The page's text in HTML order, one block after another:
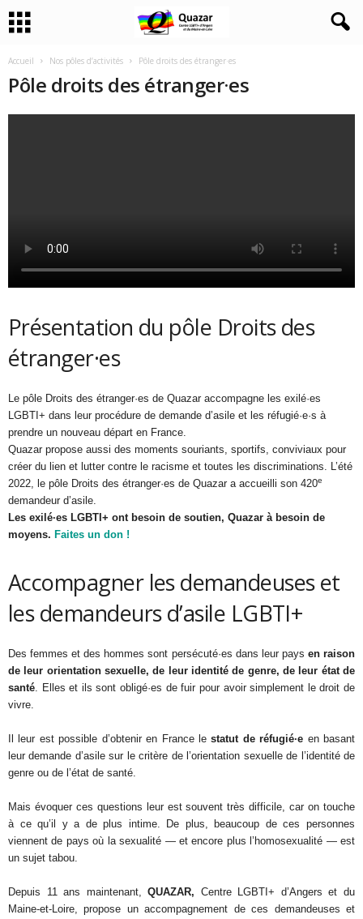
Accueil Nos pôles d’activités Pôle droits des étranger·es
Pôle droits des étranger·es
Présentation du pôle Droits des
étranger·es
Le pôle Droits des étranger·es de Quazar accompagne les exilé·es
LGBTI+ dans leur procédure de demande d’asile et les réfugié·e·s à
prendre un nouveau départ en France.
Quazar propose aussi des moments souriants, sportifs, conviviaux pour
créer du lien et lutter contre le racisme et toutes les discriminations. L’été
2022, le pôle Droits des étranger·es de Quazar a accueilli son 420e
demandeur d’asile.
Les exilé·es LGBTI+ ont besoin de soutien, Quazar à besoin de
moyens. Faites un don !
Accompagner les demandeuses et
les demandeurs d’asile LGBTI+
Des femmes et des hommes sont persécuté·es dans leur pays en raison
de leur orientation sexuelle, de leur identité de genre, de leur état de
santé. Elles et ils sont obligé·es de fuir pour avoir simplement le droit de
vivre.
Il leur est possible d’obtenir en France lestatut de réfugié·e en basant
leur demande d’asile sur le critère de l’orientation sexuelle de l’identité de
genre ou de l’état de santé.
Mais évoquer ces questions leur est souvent très difficile, car on touche
à ce qu’il y a de plus intime. De plus, beaucoup de ces personnes
viennent de pays où la sexualité — et encore plus l’homosexualité — est
un sujet tabou.
Depuis 11 ans maintenant,QUAZAR, Centre LGBTI+ d’Angers et du
Maine-et-Loire, propose un accompagnement de ces demandeuses et